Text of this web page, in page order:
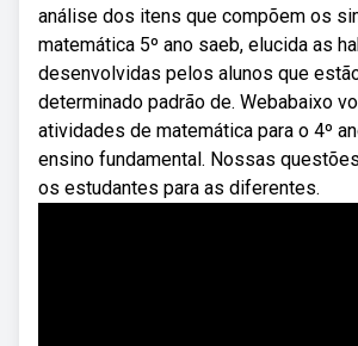
análise dos itens que compõem os
matemática 5º ano saeb, elucida as
desenvolvidas pelos alunos que
determinado padrão de. Webabaixo
atividades de matemática para o 4º
ensino fundamental. Nossas
os estudantes para as diferentes.